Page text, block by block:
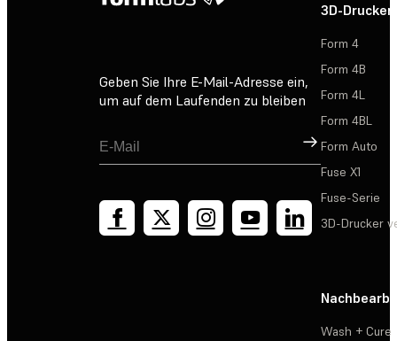
Geben Sie Ihre E-Mail-Adresse ein,
um auf dem Laufenden zu bleiben
Registrieren
3D-Drucker
Form 4
Form 4B
Form 4L
Form 4BL
Form Auto
Fuse X1
Fuse-Serie
3D-Drucker
Wash + Cure